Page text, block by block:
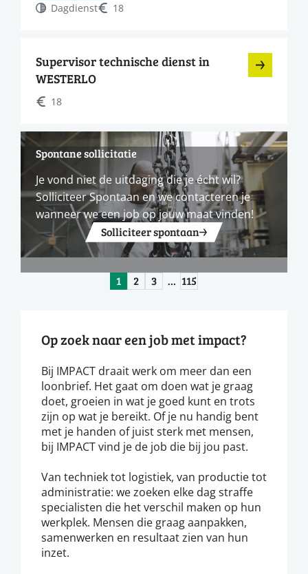
Dagdienst 18
Supervisor technische dienst in
WESTERLO
18
Spontane sollicitatie
Je vond niet de uitdaging die je écht wil?
Solliciteer Spontaan en we contacteren je
wanneer we een job op jouw maat vinden!
Solliciteer spontaan
1 2 3 … 115
Op zoek naar een job met impact?
Bij IMPACT draait werk om meer dan een
loonbrief. Het gaat om doen wat je graag
doet, groeien in wat je goed kunt en trots
zijn op wat je bereikt. Of je nu handig bent
met je handen of juist sterk met mensen,
bij IMPACT vind je de job die bij jou past.
Van techniek tot logistiek, van productie tot
administratie: we zoeken elke dag straffe
specialisten die het verschil maken op hun
werkplek. Mensen die graag aanpakken,
samenwerken en resultaat zien van hun
inzet.